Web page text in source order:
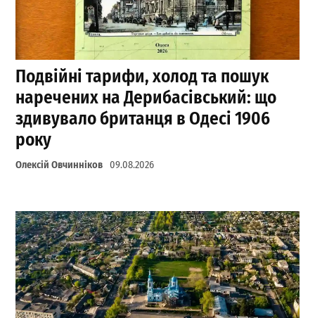
Подвійні тарифи, холод та пошук
наречених на Дерибасівський: що
здивувало британця в Одесі 1906
року
Олексій Овчинніков 09.08.2026